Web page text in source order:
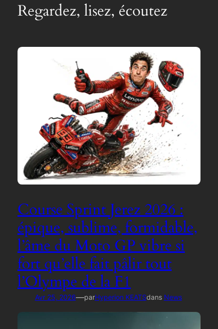
Regardez, lisez, écoutez
Course Sprint Jerez 2026 :
épique, sublime, formidable,
l’âme du Moto GP vibre si
fort qu’elle fait pâlir tout
l’Olympe de la F1
Avr 25, 2026—parHyperion KEATSdans News